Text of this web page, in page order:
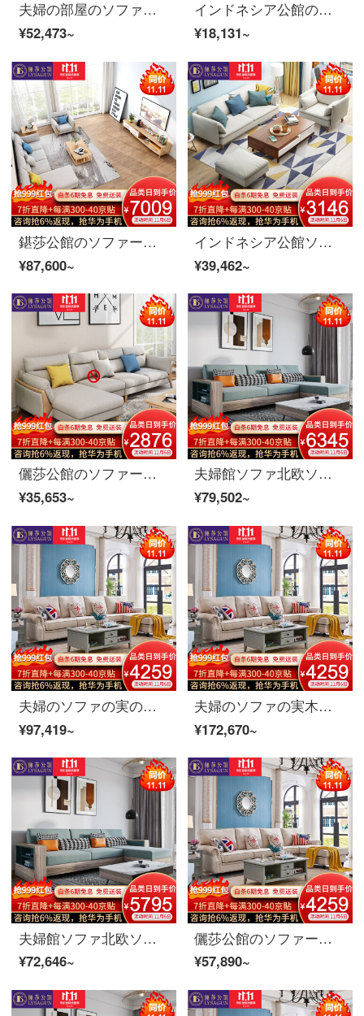
夫婦の部屋のソファーの実の木のソファーの北欧の布芸のソファーの現代簡単な客間の回転角のソファーの組合せの逸品の家具の1+2+貴妃のコンサルティングの顧客サービスの備考の色
¥52,473~
インドネシア公館のソファ北欧ソファの木の布芸ソファセット現代簡単リビングのシングルルーム3人のソファ家具のペアのホワイト/ダークグレー（カスタマイズ可能な色）
¥18,131~
鍖莎公館のソファーの実木ソファ北欧布芸ソファーのリビングルームは、丸太色の小さな部屋型の回転ソファーのセット家具1+2+貴妃+茶何テレビの棚の上質な通気性で、綿麻を分解して洗うことができます。
¥87,600~
インドネシア公館ソファ北欧ソファ木布芸ソファセット現代簡単リビングルームのソファ家具1+3+足の組み合わせメートルホワイト/ダークグレー(カスタムカラー)
¥39,462~
儷莎公館のソファーの実木ソファ北欧布芸ソファーのリビングルームは、原木色の小さな部屋型の回転ソファに家具をセットしています。
¥35,653~
夫婦館ソファ北欧ソファ布芸ソファセット現代簡単なリビングルームの小さな部屋型回転ソファ家具2+貴妃（引張付き）+茶卓のソファ
¥79,502~
夫婦のソファの実の木のソファアメリカ式布芸ソファーの簡単なリビングルームは、角布芸ソファセット家具1+3+貴妃+1703テレビキャビネット茶のセットを分解して洗うことができます。
¥97,419~
夫婦のソファの実木ソファアメリカ式布芸ソファーの簡単なリビングルームは、角布芸ソファセット家具1+3+貴妃+テレビキャビネット茶何+1708テーブル1テーブル6椅子を取り外すことができます。
¥172,670~
夫婦館ソファ北欧ソファ布芸ソファセット現代簡単なリビングルームの小さな部屋型回転ソファ家具
¥72,646~
儷莎公館のソファーの実木ソファアメリカ式布芸ソファーの簡単なリビングルームは角布芸ソファセットの家具を分解して洗うことができます。
¥57,890~